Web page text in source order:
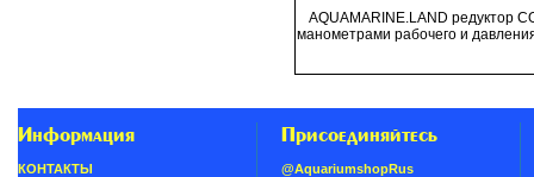
AQUAMARINE.LAND редуктор
манометрами рабочего и
Информация
КОНТАКТЫ
Присоединяйтесь
@AquariumshopRus